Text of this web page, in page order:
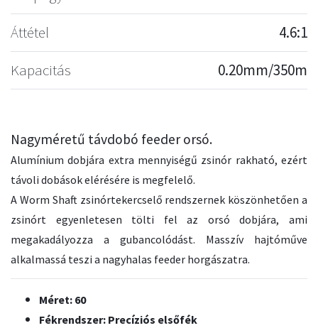
Áttétel
4.6:1
Kapacitás
0.20mm/350m
Nagyméretű távdobó feeder orsó.
Alumínium dobjára extra mennyiségű zsinór rakható, ezért
távoli dobások elérésére is megfelelő.
A Worm Shaft zsinórtekercselő rendszernek köszönhetően a
zsinórt egyenletesen tölti fel az orsó dobjára, ami
megakadályozza a gubancolódást. Masszív hajtóműve
alkalmassá teszi a nagyhalas feeder horgászatra.
Méret: 60
Fékrendszer: Precíziós elsőfék